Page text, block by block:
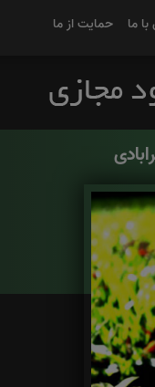
ما حمایت از ما